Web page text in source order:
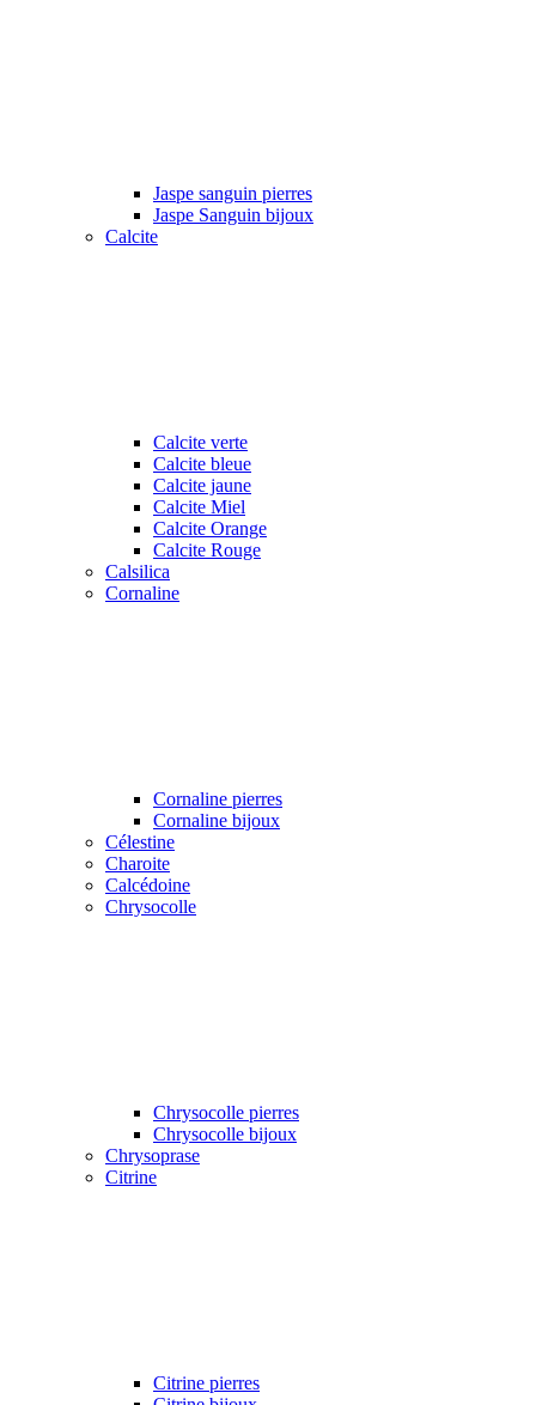
Jaspe sanguin pierres
Jaspe Sanguin bijoux
Calcite
Calcite verte
Calcite bleue
Calcite jaune
Calcite Miel
Calcite Orange
Calcite Rouge
Calsilica
Cornaline
Cornaline pierres
Cornaline bijoux
Célestine
Charoite
Calcédoine
Chrysocolle
Chrysocolle pierres
Chrysocolle bijoux
Chrysoprase
Citrine
Citrine pierres